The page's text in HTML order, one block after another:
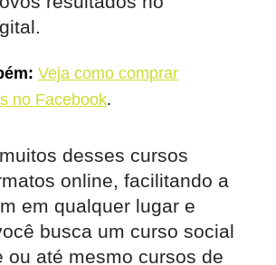
Veja como comprar
no Facebook.
desses cursos
online, facilitando a
em qualquer lugar e
busca um curso social
ou até mesmo cursos de